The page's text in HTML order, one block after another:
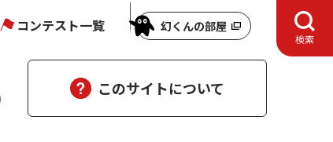
コンテスト一覧 幻くんの部屋
検索
このサイトについて